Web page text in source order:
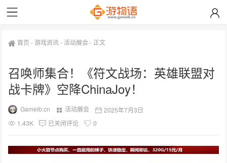
首页 -游戏资讯-活动展会- 正文
召唤师集合！《符文战场：英雄联盟对
战卡牌》空降ChinaJoy！
Gameib.cn 活动展会
2025年7月3日
1.43K
已关闭评论 0